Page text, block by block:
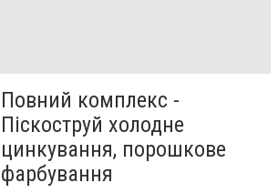
Повний комплекс -
Піскоструй холодне
цинкування, порошкове
фарбування